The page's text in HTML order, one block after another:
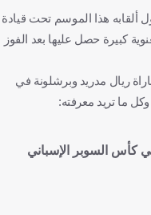
ألقابه هذا الموسم تحت قيادة
كبيرة حصل عليها بعد الفوز
ريال مدريد وبرشلونة في
كأس السوبر الإسباني